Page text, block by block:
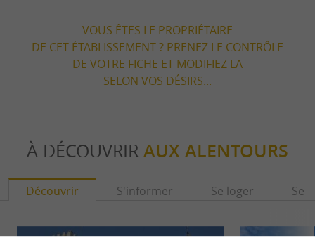
VOUS ÊTES LE PROPRIÉTAIRE
DE CET ÉTABLISSEMENT ? PRENEZ LE CONTRÔLE
DE VOTRE FICHE ET MODIFIEZ LA
SELON VOS DÉSIRS...
À DÉCOUVRIR AUX ALENTOURS
Découvrir S'informer Se loger Se